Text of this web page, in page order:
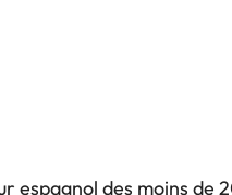
espagnol des moins de